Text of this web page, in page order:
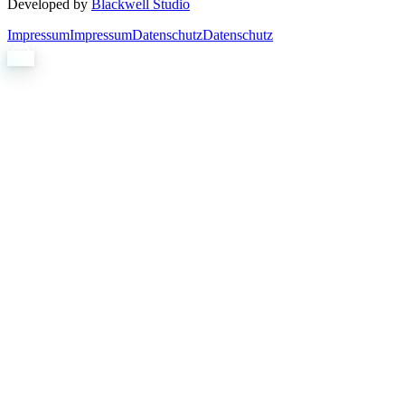
Developed by Blackwell Studio
ImpressumImpressumDatenschutzDatenschutz